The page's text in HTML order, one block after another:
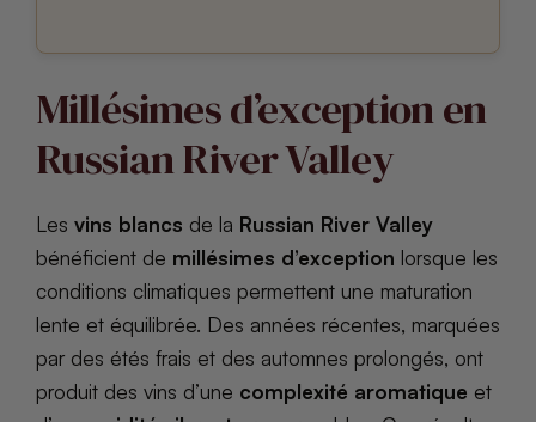
Millésimes d’exception en
Russian River Valley
Les vins blancs de la Russian River Valley
bénéficient de millésimes d’exception lorsque les
conditions climatiques permettent une maturation
lente et équilibrée. Des années récentes, marquées
par des étés frais et des automnes prolongés, ont
produit des vins d’une complexité aromatique et